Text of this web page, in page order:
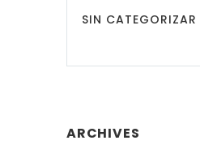
SIN CATEGORIZAR
ARCHIVES